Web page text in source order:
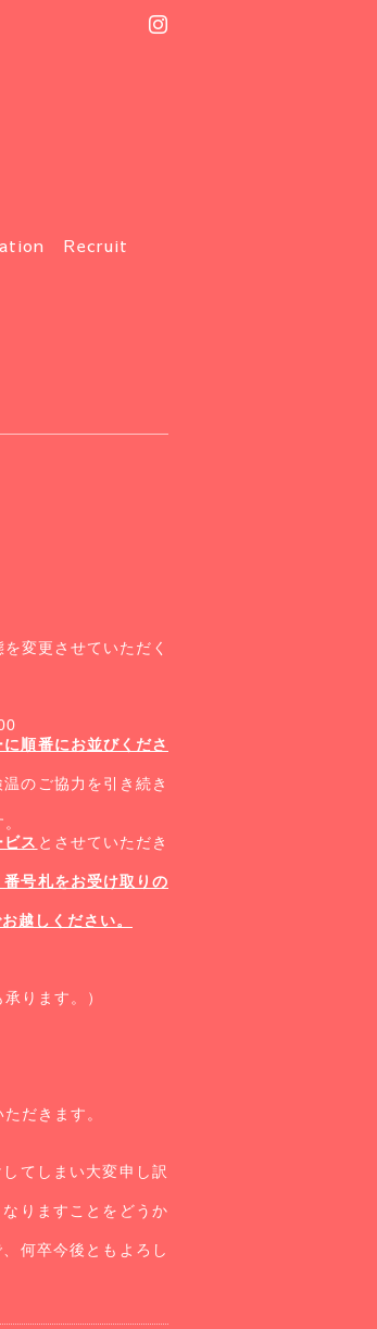
Recruit
変更させていただく
順番にお並びくださ
のご協力を引き続き
ス とさせていただき
号札をお受け取りの
越しください。
ります。）
だきます。
てしまい大変申し訳
りますことをどうか
何卒今後ともよろし